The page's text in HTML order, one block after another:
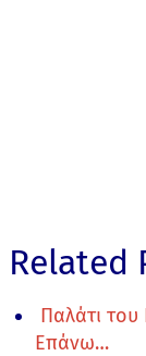
Related
Παλάτι
Επάνω…